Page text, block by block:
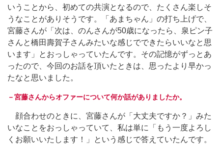
いうことから、初めての共演となるので、たくさん楽しそ
うなことがありそうです。「あまちゃん」の打ち上げで、
宮藤さんが「次は、のんさんが50歳になったら、泉ピン子
さんと橋田壽賀子さんみたいな感じでできたらいいなと思
います」とおっしゃっていたんです。その記憶がずっとあ
ったので、今回のお話を頂いたときは、思ったより早かっ
たなと思いました。
－宮藤さんからオファーについて何か話がありましたか。
顔合わせのときに、宮藤さんが「大丈夫ですか？」みた
いなことをおっしゃっていて、私は単に「もう一度よろし
くお願いいたします！」という感じで答えていたんです。